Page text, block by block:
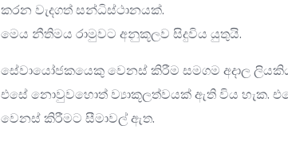
කරන වැදගත් සන්ධිස්ථානයක්.
මෙය නීතිමය රාමුවට අනුකූලව සිදුවිය යුතුයි.
සේවායෝජකයෙකු වෙනස් කිරීම සමගම අදාල
එසේ නොවුවහොත් ව්‍යාකූලත්වයක් ඇති විය හැක.
වෙනස් කිරීමට සීමාවල් ඇත.